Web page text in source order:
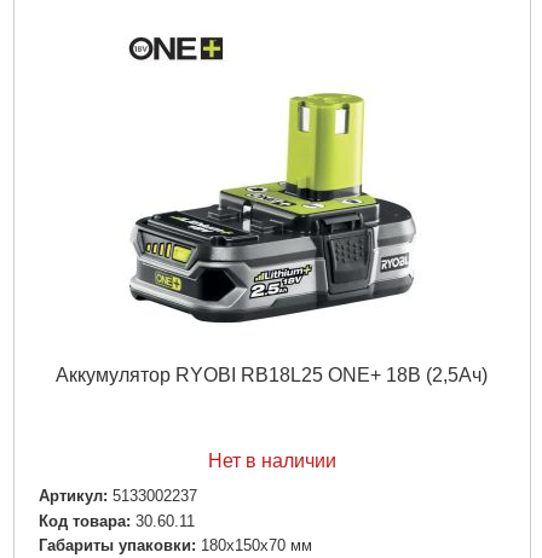
Аккумулятор RYOBI RB18L25 ONE+ 18В (2,5Ач)
Нет в наличии
Артикул: 5133002237
Код товара: 30.60.11
Габариты упаковки: 180x150x70 мм